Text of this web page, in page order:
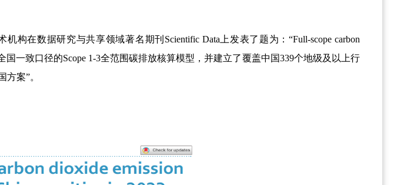
机构在数据研究与共享领域著名期刊 Scientific Data 上发表了题为：“Full-scope carbon
国一致口径的Scope 1-3全范围碳排放核算模型，并建立了覆盖中国339个地级及以上行
案”。